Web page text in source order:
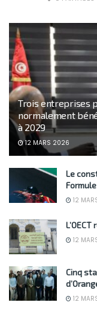
Trois entreprises
normalement
à 2029
12 MARS 2026
Le
Formule
12
12
Cinq
12